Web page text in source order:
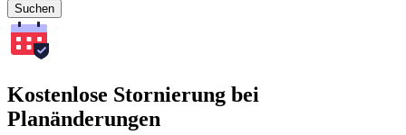
Suchen
Kostenlose Stornierung bei
Planänderungen